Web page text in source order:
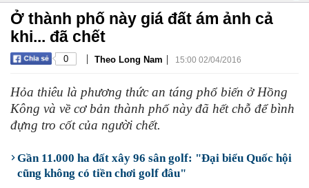
Ở thành phố này giá đất ám ảnh cả
khi... đã chết
0 | Theo Long Nam | 15:00 02/04/2016
Hỏa thiêu là phương thức an táng phổ biến ở Hồng
Kông và về cơ bản thành phố này đã hết chỗ để bình
đựng tro cốt của người chết.
Gần 11.000 ha đất xây 96 sân golf: "Đại biểu Quốc hội
cũng không có tiền chơi golf đâu"